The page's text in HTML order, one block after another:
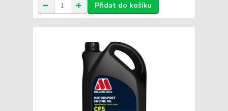
Přidat do košíku